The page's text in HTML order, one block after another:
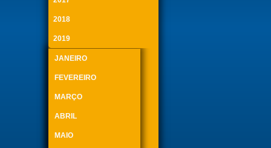
2018
2019
JANEIRO
FEVEREIRO
MARÇO
ABRIL
MAIO